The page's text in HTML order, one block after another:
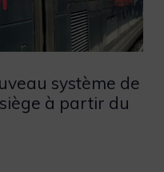
système de
à partir du